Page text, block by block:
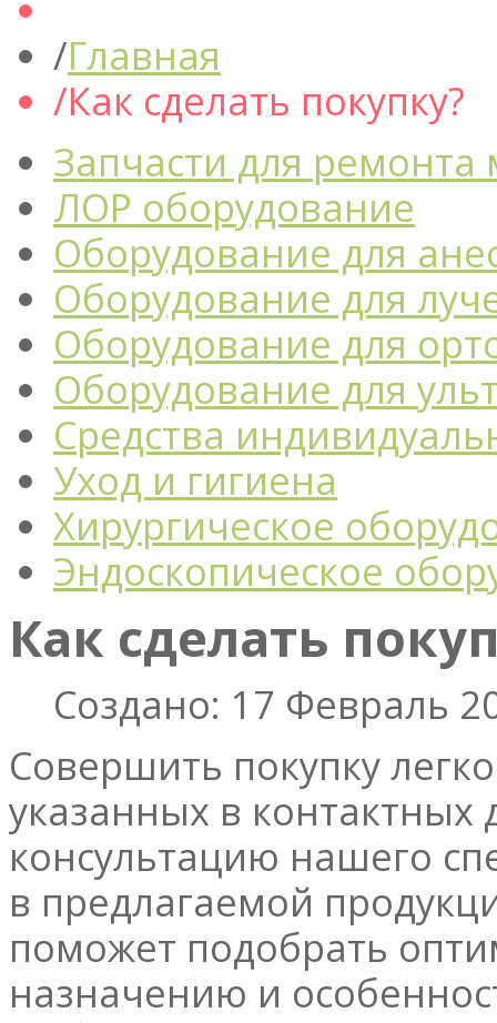
Главная
Как сделать покупку?
Запчасти для
ЛОР оборудование
Оборудование для
Оборудование для
Оборудование для
Оборудование для
Средства
Уход и гигиена
Хирургическое
Эндоскопическое
Как сделать
Создано: 17 Февраль
Совершить покупку
указанных в
консультацию нашего
в предлагаемой
поможет подобрать
назначению и